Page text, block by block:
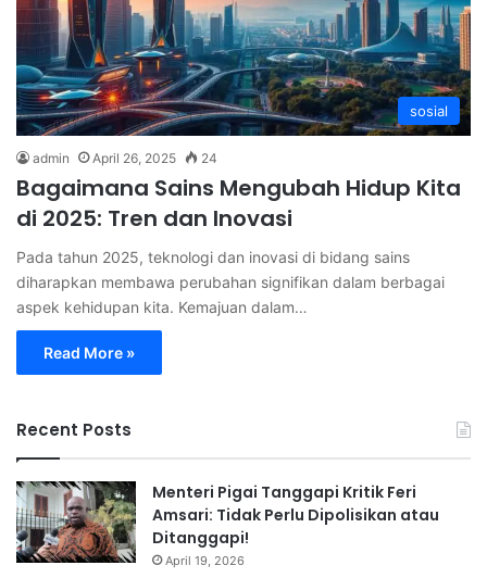
sosial
admin April 26, 2025 24
Bagaimana Sains Mengubah Hidup Kita
di 2025: Tren dan Inovasi
Pada tahun 2025, teknologi dan inovasi di bidang sains
diharapkan membawa perubahan signifikan dalam berbagai
aspek kehidupan kita. Kemajuan dalam…
Read More »
Recent Posts
Menteri Pigai Tanggapi Kritik Feri
Amsari: Tidak Perlu Dipolisikan atau
Ditanggapi!
April 19, 2026